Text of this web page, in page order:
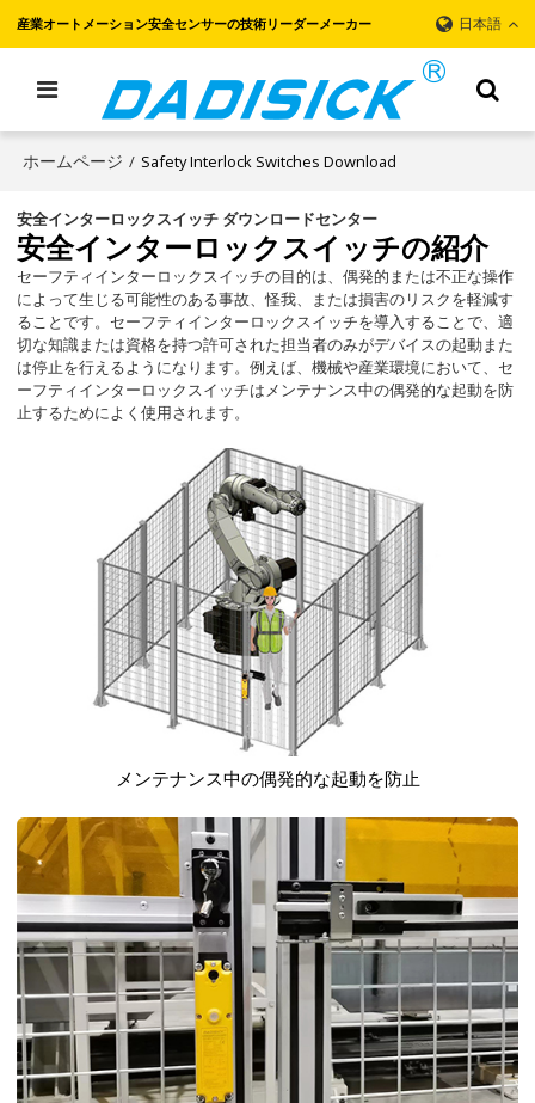
産業オートメーション安全センサーの技術リーダーメーカー 日本語
ホームページ / Safety Interlock Switches Download
安全インターロックスイッチ ダウンロードセンター
安全インターロックスイッチの紹介
セーフティインターロックスイッチの目的は、偶発的または不正な操作
によって生じる可能性のある事故、怪我、または損害のリスクを軽減す
ることです。セーフティインターロックスイッチを導入することで、適
切な知識または資格を持つ許可された担当者のみがデバイスの起動また
は停止を行えるようになります。例えば、機械や産業環境において、セ
ーフティインターロックスイッチはメンテナンス中の偶発的な起動を防
止するためによく使用されます。
メンテナンス中の偶発的な起動を防止